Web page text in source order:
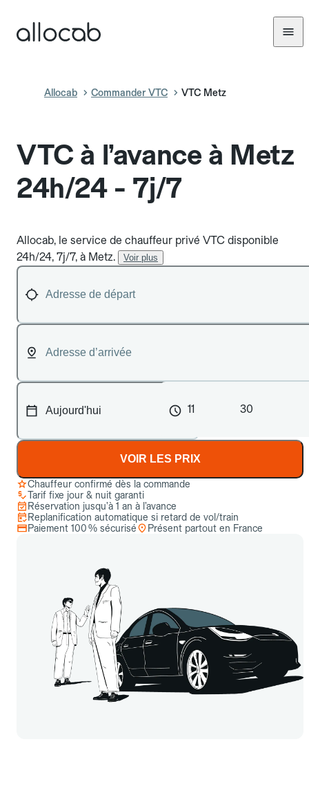
Allocab Commander VTC VTC Metz
VTC à l’avance à Metz
24h/24 - 7j/7
Allocab, le service de chauffeur privé VTC disponible
24h/24, 7j/7, à Metz.
Voir plus
11 30
VOIR LES PRIX
Chauffeur confirmé dès la commande
Tarif fixe jour & nuit garanti
Réservation jusqu’à 1 an à l’avance
Replanification automatique si retard de vol/train
Paiement 100 % sécurisé
Présent partout en France